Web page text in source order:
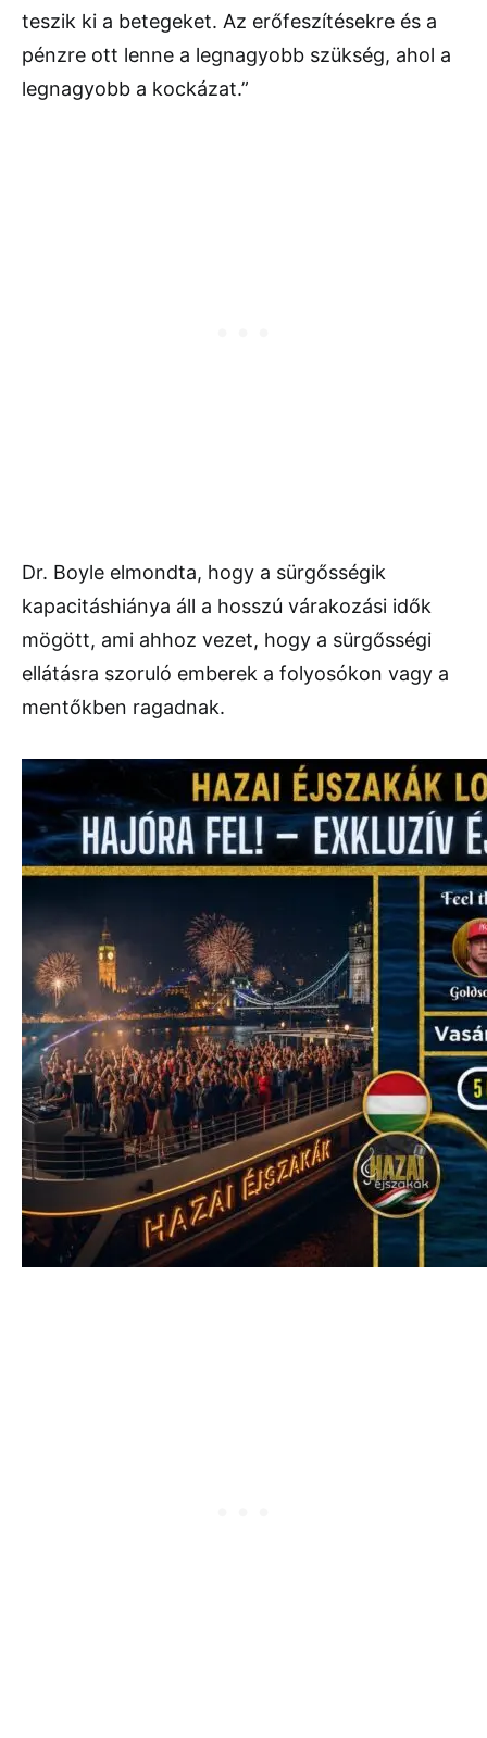
teszik ki a betegeket. Az erőfeszítésekre és a
pénzre ott lenne a legnagyobb szükség, ahol a
legnagyobb a kockázat.”
Dr. Boyle elmondta, hogy a sürgősségik
kapacitáshiánya áll a hosszú várakozási idők
mögött, ami ahhoz vezet, hogy a sürgősségi
ellátásra szoruló emberek a folyosókon vagy a
mentőkben ragadnak.